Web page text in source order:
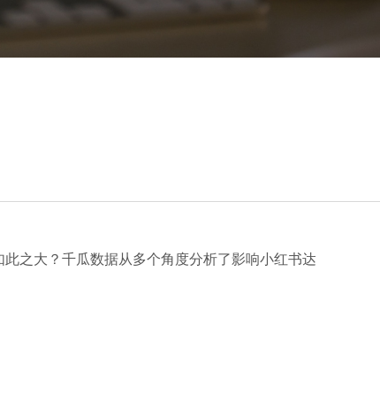
之大？千瓜数据从多个角度分析了影响小红书达